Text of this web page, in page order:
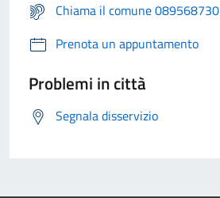
Chiama il comune 089568730
Prenota un appuntamento
Problemi in città
Segnala disservizio